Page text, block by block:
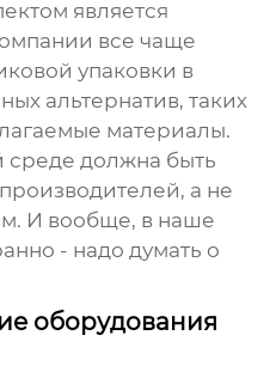
является
все чаще
упаковки в
альтернатив, таких
материалы.
должна быть
а не
И вообще, в наше
- надо думать о
оборудования